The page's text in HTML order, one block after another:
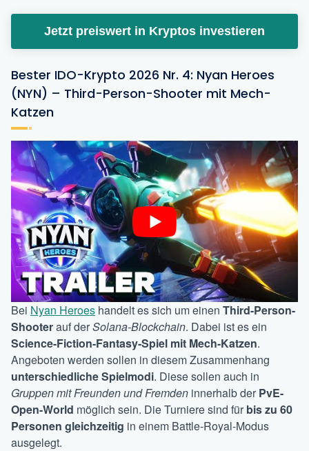
Jetzt preiswert in Kryptos investieren
Bester IDO-Krypto 2026 Nr. 4: Nyan Heroes
(NYN) – Third-Person-Shooter mit Mech-
Katzen
Bei Nyan Heroes handelt es sich um einen Third-Person-
Shooterauf derSolana-Blockchain. Dabei ist es ein
Science-Fiction-Fantasy-Spiel mit Mech-Katzen.
Angeboten werden sollen in diesem Zusammenhang
unterschiedliche Spielmodi. Diese sollen auch in
Gruppen mit Freunden und Fremden innerhalb derPvE-
Open-World möglich sein. Die Turniere sind fürbis zu 60
Personen gleichzeitig in einem Battle-Royal-Modus
ausgelegt.